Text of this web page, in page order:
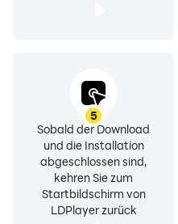
5
Sobald der Download
und die Installation
abgeschlossen sind,
kehren Sie zum
Startbildschirm von
LDPlayer zurück